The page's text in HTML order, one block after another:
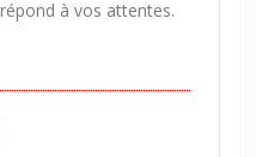
à vos attentes.